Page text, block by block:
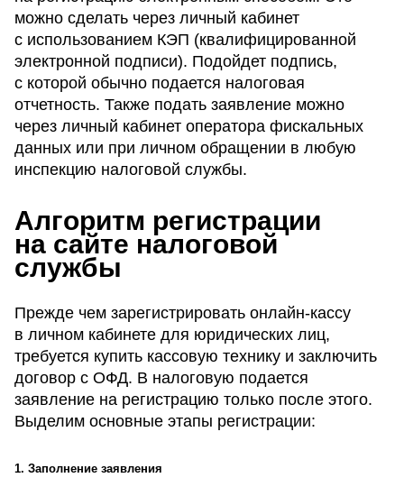
можно сделать через личный кабинет
с использованием КЭП (квалифицированной
электронной подписи). Подойдет подпись,
с которой обычно подается налоговая
отчетность. Также подать заявление можно
через личный кабинет оператора фискальных
данных или при личном обращении в любую
инспекцию налоговой службы.
Алгоритм регистрации
на сайте налоговой
службы
Прежде чем зарегистрировать онлайн-кассу
в личном кабинете для юридических лиц,
требуется купить кассовую технику и заключить
договор с ОФД. В налоговую подается
заявление на регистрацию только после этого.
Выделим основные этапы регистрации:
1. Заполнение заявления